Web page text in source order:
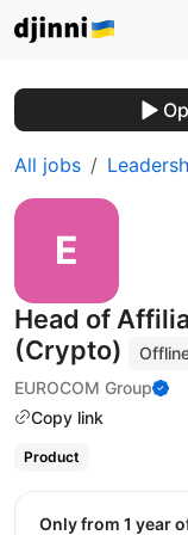
All jobs
Head of
(Crypto)
EUROCOM Group
Copy link
Product
Only from 1 year